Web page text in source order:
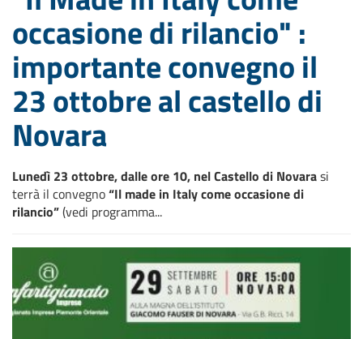
occasione di rilancio" :
importante convegno il
23 ottobre al castello di
Novara
Lunedì 23 ottobre, dalle ore 10, nel Castello di Novarasi
terrà il convegno“Il made in Italy come occasione di
rilancio”(vedi programma...